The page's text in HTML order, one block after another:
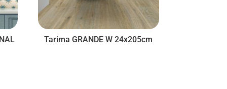
Tarima GRANDE W 24x205cm